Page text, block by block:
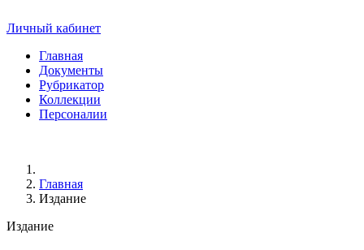
Личный кабинет
Главная
Документы
Рубрикатор
Коллекции
Персоналии
Главная
Издание
Издание